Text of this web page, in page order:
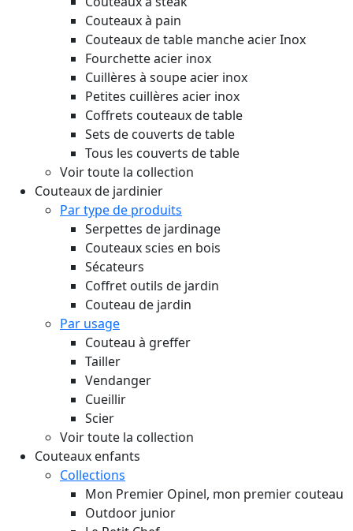
Couteaux à pain
Couteaux de table manche acier Inox
Fourchette acier inox
Cuillères à soupe acier inox
Petites cuillères acier inox
Coffrets couteaux de table
Sets de couverts de table
Tous les couverts de table
Voir toute la collection
Couteaux de jardinier
Par type de produits
Serpettes de jardinage
Couteaux scies en bois
Sécateurs
Coffret outils de jardin
Couteau de jardin
Par usage
Couteau à greffer
Tailler
Vendanger
Cueillir
Scier
Voir toute la collection
Couteaux enfants
Collections
Mon Premier Opinel, mon premier couteau
Outdoor junior